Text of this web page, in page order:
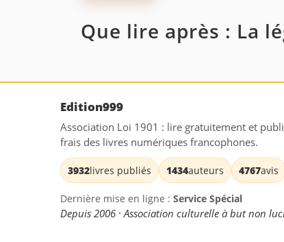
Que lire après : La
Edition999
Association Loi 1901 : lire gratuitement et
frais des livres numériques francophones.
3932livres publiés 1434auteurs 4767avis
Dernière mise en ligne : Service Spécial
Depuis 2006 · Association culturelle à but non